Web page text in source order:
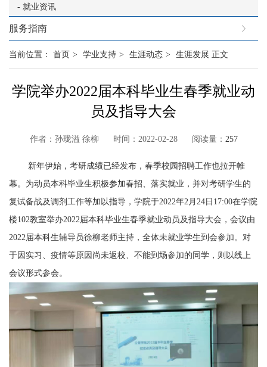
- 就业资讯
服务指南
当前位置： 首页 > 学业支持 > 生涯动态 > 生涯发展 正文
学院举办2022届本科毕业生春季就业动
员及指导大会
作者：孙珑溢 徐柳 时间：2022-02-28 阅读量： 257
新年伊始，考研成绩已经发布，春季校园招聘工作也拉开帷
幕。为动员本科毕业生积极参加春招、落实就业，并对考研学生的
复试备战及调剂工作等加以指导，学院于2022年2月 24 日 17:00在学院
楼102教室举办2022届本科毕业生春季就业动员及指导大会，会议由
2022届本科生辅导员徐柳老师主持，全体未就业学生到会参加。对
于因实习、疫情等原因尚未返校、不能到场参加的同学，则以线上
会议形式参会。